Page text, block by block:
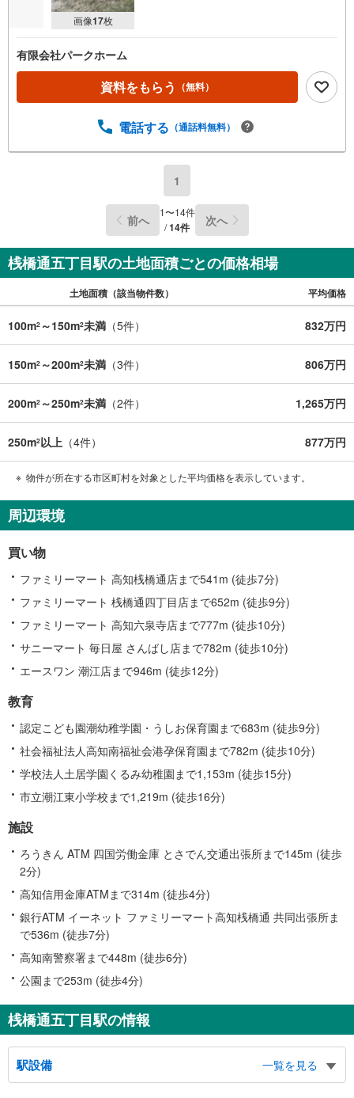
画像17枚
有限会社パークホーム
資料をもらう （無料）
電話する （通話料無料）
1
前へ 1〜14件
/14件 次へ
桟橋通五丁目駅の土地面積ごとの価格相場
土地面積（該当物件数） 平均価格
100m2 ～150m2未満 （5件） 832万円
150m2 ～200m2未満 （3件） 806万円
200m2 ～250m2未満 （2件） 1,265万円
250m2以上 （4件） 877万円
物件が所在する市区町村を対象とした平均価格を表示しています。
周辺環境
買い物
ファミリーマート 高知桟橋通店まで541m (徒歩7分)
ファミリーマート 桟橋通四丁目店まで652m (徒歩9分)
ファミリーマート 高知六泉寺店まで777m (徒歩10分)
サニーマート 毎日屋 さんばし店まで782m (徒歩10分)
エースワン 潮江店まで946m (徒歩12分)
教育
認定こども園潮幼稚学園・うしお保育園まで683m (徒歩9分)
社会福祉法人高知南福祉会港孕保育園まで782m (徒歩10分)
学校法人土居学園くるみ幼稚園まで1,153m (徒歩15分)
市立潮江東小学校まで1,219m (徒歩16分)
施設
ろうきん ATM 四国労働金庫 とさでん交通出張所まで145m (徒歩
2分)
高知信用金庫ATMまで314m (徒歩4分)
銀行ATM イーネット ファミリーマート高知桟橋通 共同出張所ま
で536m (徒歩7分)
高知南警察署まで448m (徒歩6分)
公園まで253m (徒歩4分)
桟橋通五丁目駅の情報
駅設備
一覧を見る